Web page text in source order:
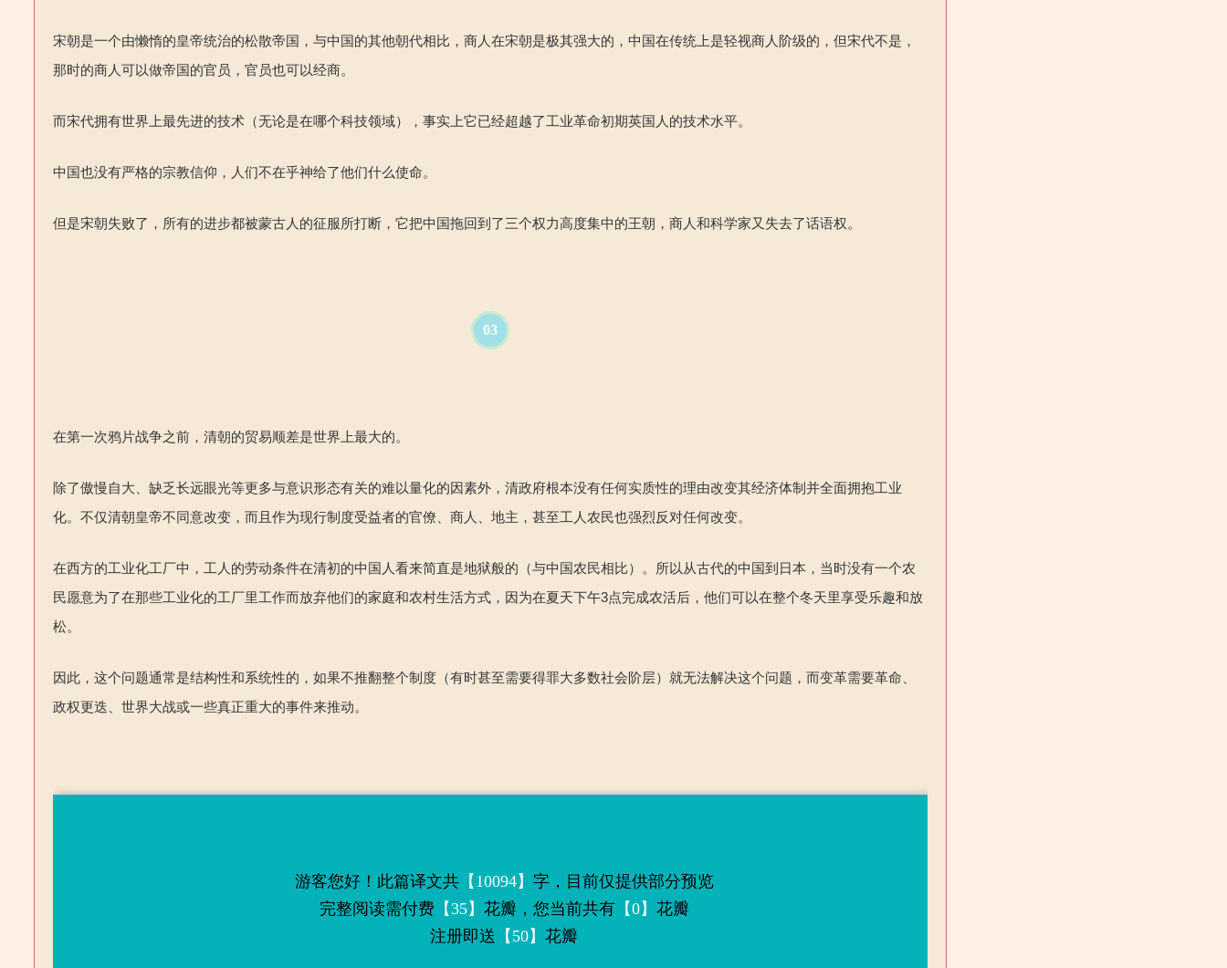
宋朝是一个由懒惰的皇帝统治的松散帝国，与中国的其他朝代相比，商人在宋朝是极其强大的，中国在传统上是轻视商人阶级的，但宋代不是，
那时的商人可以做帝国的官员，官员也可以经商。
而宋代拥有世界上最先进的技术（无论是在哪个科技领域），事实上它已经超越了工业革命初期英国人的技术水平。
中国也没有严格的宗教信仰，人们不在乎神给了他们什么使命。
但是宋朝失败了，所有的进步都被蒙古人的征服所打断，它把中国拖回到了三个权力高度集中的王朝，商人和科学家又失去了话语权。
03
在第一次鸦片战争之前，清朝的贸易顺差是世界上最大的。
除了傲慢自大、缺乏长远眼光等更多与意识形态有关的难以量化的因素外，清政府根本没有任何实质性的理由改变其经济体制并全面拥抱工业
化。不仅清朝皇帝不同意改变，而且作为现行制度受益者的官僚、商人、地主，甚至工人农民也强烈反对任何改变。
在西方的工业化工厂中，工人的劳动条件在清初的中国人看来简直是地狱般的（与中国农民相比） 。所以从古代的中国到日本，当时没有一个农
民愿意为了在那些工业化的工厂里工作而放弃他们的家庭和农村生活方式，因为在夏天下午3点完成农活后，他们可以在整个冬天里享受乐趣和放
松。
因此，这个问题通常是结构性和系统性的，如果不推翻整个制度（有时甚至需要得罪大多数社会阶层）就无法解决这个问题，而变革需要革命、
政权更迭、世界大战或一些真正重大的事件来推动。
游客您好！此篇译文共【10094】 字，目前仅提供部分预览
完整阅读需付费 【35】 花瓣，您当前共有【0】 花瓣
注册即送
【50】花瓣